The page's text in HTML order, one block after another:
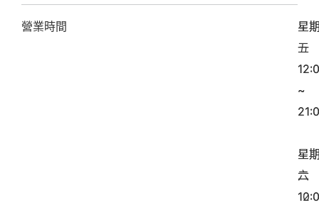
營業時間
星
一
~
星
二
星
五
~
星
六